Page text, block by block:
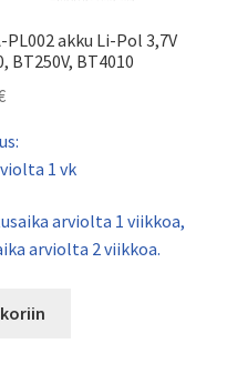
PL002 akku Li-Pol 3,7V
BT250V, BT4010
1 vk
arviolta 1 viikkoa,
arviolta 2 viikkoa.